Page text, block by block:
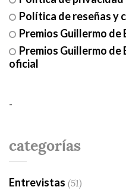
Política de reseñas y
Premios Guillermo de
Premios Guillermo de
oficial
-
categorías
Entrevistas (51)